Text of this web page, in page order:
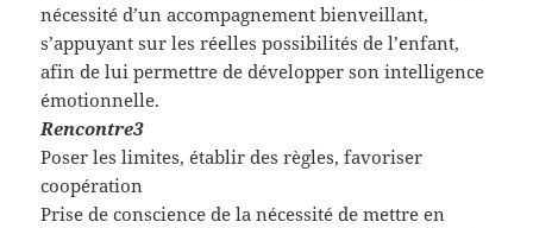
nécessité d’un accompagnement bienveillant,
s’appuyant sur les réelles possibilités de l’enfant,
afin de lui permettre de développer son intelligence
émotionnelle.
Rencontre3
Poser les limites, établir des règles, favoriser
coopération
Prise de conscience de la nécessité de mettre en